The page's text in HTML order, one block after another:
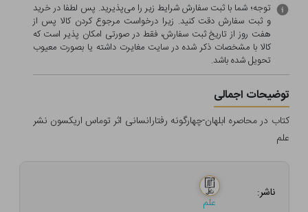
توجه؛ شما با ثبت سفارش شرایط زیر را می‌پذیرید. پس لطفا در خرید
و ثبت سفارش دقت کنید. زیرا درخواست مرجوع کردن کالا پس از
هفت روز از تاریخ ثبت سفارش، فقط در صورتی امکان پذیر است که
کالا با مشخصات ذکر شده در سایت مغایرت داشته یا بصورت معيوب
تحویل شده باشد.
توضیحات اجمالی
کتاب در محاصره ابلهان-چهارگونه رفتارانسانی اثر توماس اریکسون نشر
علم
ناشر:
علم